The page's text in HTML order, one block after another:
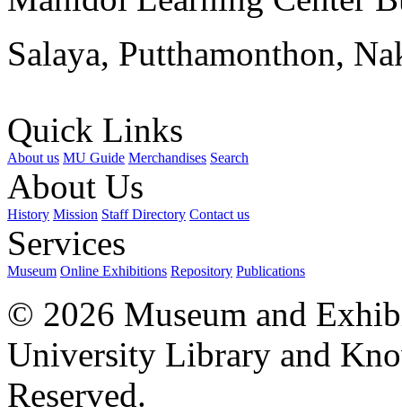
Salaya, Putthamonthon,
Quick Links
About us MU Guide Merchandises Search
About Us
History Mission Staff Directory Contact us
Services
Museum Online Exhibitions Repository Publications
© 2026 Museum and
University Library and
Reserved.